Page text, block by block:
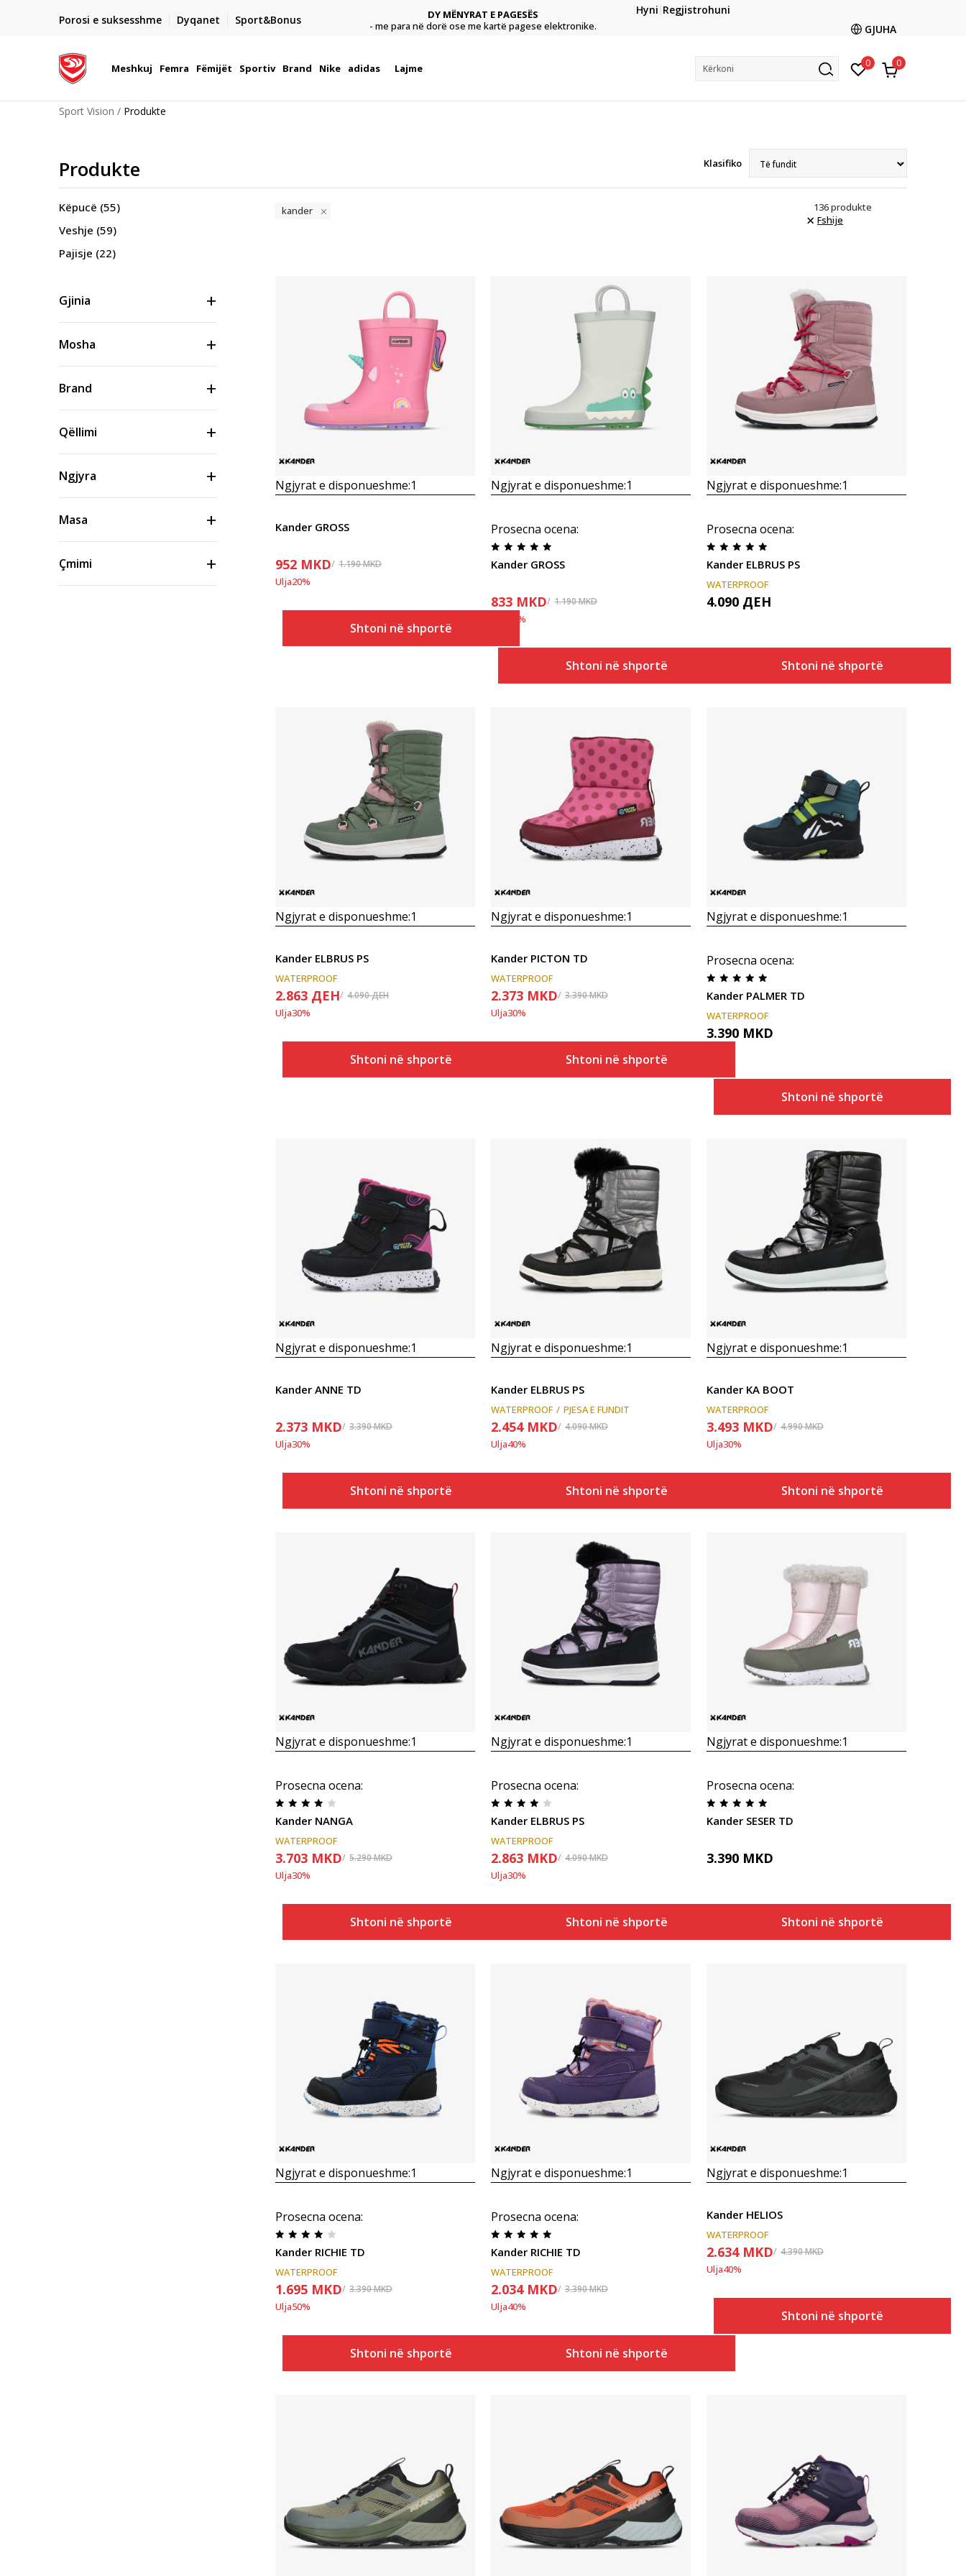
Porosi e suksesshme Dyqanet Sport&Bonus
- për të gjitha porositë me para në dorë ose me kartë pagese
DY MËNYRAT E PAGESËS
- me para në dorë ose me kartë pagese elektronike.
CLICK & COLLECT
Paguani me kartë online dhe bëni tërheqjen në dyqanin që ju
Hyni Regjistrohuni
GJUHA
Meshkuj Femra Fëmijët Sportiv Brand Nike adidas Lajme Kërkoni 0 0
Sport Vision Produkte
Produkte Klasifiko
Këpucë (55)
Veshje (59)
Pajisje (22)
Gjinia
Mosha
Brand
Qëllimi
Ngjyra
Masa
Çmimi
kander 136produkte
Fshije
Krahasoni
Ngjyrat e disponueshme:1
Kander GROSS
952 MKD 1.190MKD
Ulja20%
Shtoni në shportë
Krahasoni
Ngjyrat e disponueshme:1
Prosecna ocena:
Kander GROSS
833 MKD 1.190MKD
%
Shtoni në shportë
Krahasoni
Ngjyrat e disponueshme:1
Prosecna ocena:
Kander ELBRUS PS
WATERPROOF
4.090 ДЕН
Shtoni në shportë
Krahasoni
Ngjyrat e disponueshme:1
Kander ELBRUS PS
WATERPROOF
2.863 ДЕН 4.090ДЕН
Ulja30%
Shtoni në shportë
Krahasoni
Ngjyrat e disponueshme:1
Kander PICTON TD
WATERPROOF
2.373 MKD 3.390MKD
Ulja30%
Shtoni në shportë
Krahasoni
Ngjyrat e disponueshme:1
Prosecna ocena:
Kander PALMER TD
WATERPROOF
3.390 MKD
Shtoni në shportë
Krahasoni
Ngjyrat e disponueshme:1
Kander ANNE TD
2.373 MKD 3.390MKD
Ulja30%
Shtoni në shportë
Krahasoni
Ngjyrat e disponueshme:1
Kander ELBRUS PS
WATERPROOF PJESA E FUNDIT
2.454 MKD 4.090MKD
Ulja40%
Shtoni në shportë
Krahasoni
Ngjyrat e disponueshme:1
Kander KA BOOT
WATERPROOF
3.493 MKD 4.990MKD
Ulja30%
Shtoni në shportë
Krahasoni
Ngjyrat e disponueshme:1
Prosecna ocena:
Kander NANGA
WATERPROOF
3.703 MKD 5.290MKD
Ulja30%
Shtoni në shportë
Krahasoni
Ngjyrat e disponueshme:1
Prosecna ocena:
Kander ELBRUS PS
WATERPROOF
2.863 MKD 4.090MKD
Ulja30%
Shtoni në shportë
Krahasoni
Ngjyrat e disponueshme:1
Prosecna ocena:
Kander SESER TD
3.390 MKD
Shtoni në shportë
Krahasoni
Ngjyrat e disponueshme:1
Prosecna ocena:
Kander RICHIE TD
WATERPROOF
1.695 MKD 3.390MKD
Ulja50%
Shtoni në shportë
Krahasoni
Ngjyrat e disponueshme:1
Prosecna ocena:
Kander RICHIE TD
WATERPROOF
2.034 MKD 3.390MKD
Ulja40%
Shtoni në shportë
Krahasoni
Ngjyrat e disponueshme:1
Kander HELIOS
WATERPROOF
2.634 MKD 4.390MKD
Ulja40%
Shtoni në shportë
Krahasoni Krahasoni Krahasoni